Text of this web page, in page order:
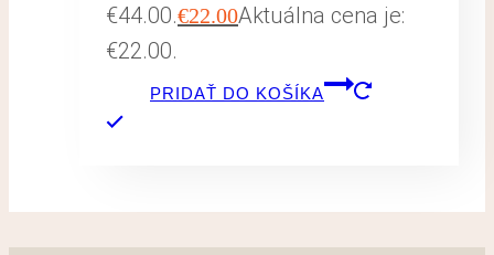
€44.00.€22.00Aktuálna cena je:
€22.00.
PRIDAŤ DO KOŠÍKA